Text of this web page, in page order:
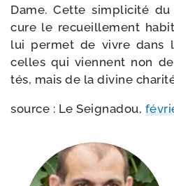
Dame. Cette sim­pli­ci­té
cure le recueille­ment
lui per­met de vivre dans
celles qui viennent non
tés, mais de la divine
source : Le Seignadou,